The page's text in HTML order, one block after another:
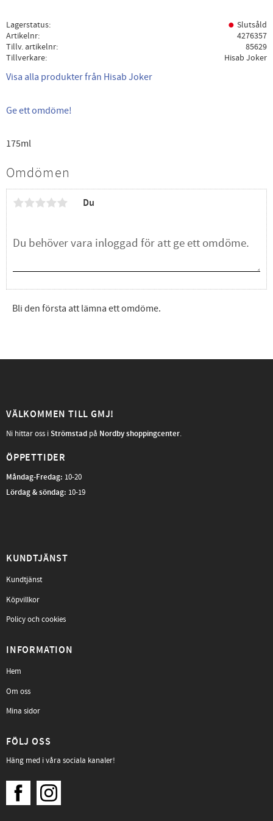
Lagerstatus
Slutsåld
Artikelnr
4276357
Tillv. artikelnr
85629
Tillverkare
Hisab Joker
Visa alla produkter från Hisab Joker
Ge ett omdöme!
175ml
Omdömen
Du
Bli den första att lämna ett omdöme.
VÄLKOMMEN TILL GMJ!
Ni hittar oss iStrömstad på Nordby shoppingcenter.
ÖPPETTIDER
Måndag-Fredag: 10-20
Lördag & söndag: 10-19
KUNDTJÄNST
Kundtjänst
Köpvillkor
Policy och cookies
INFORMATION
Hem
Om oss
Mina sidor
FÖLJ OSS
Häng med i våra sociala kanaler!